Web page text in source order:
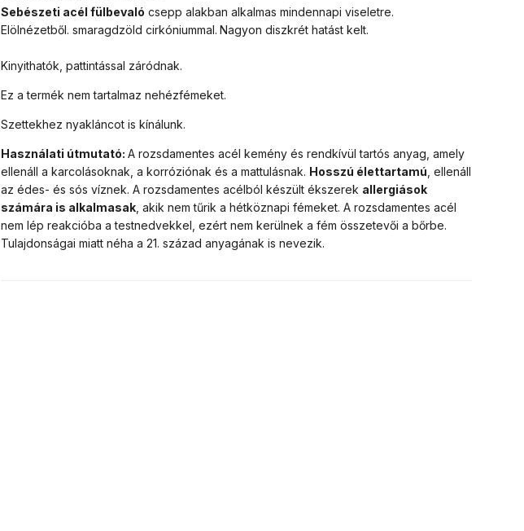
Sebészeti acél fülbevaló csepp alakbanalkalmas mindennapi viseletre.
Elölnézetből. smaragdzöld cirkóniummal. Nagyon diszkrét hatást kelt.
Kinyithatók, pattintással záródnak.
Ez a termék nem tartalmaz nehézfémeket.
Szettekhez nyakláncot is kínálunk.
Használati útmutató: A rozsdamentes acél kemény és rendkívül tartós anyag, amely
ellenáll a karcolásoknak, a korróziónak és a mattulásnak. Hosszú élettartamú , ellenáll
az édes- és sós víznek. A rozsdamentes acélból készült ékszerek allergiások
számára is alkalmasak , akik nem tűrik a hétköznapi fémeket. A rozsdamentes acél
nem lép reakcióba a testnedvekkel, ezért nem kerülnek a fém összetevői a bőrbe.
Tulajdonságai miatt néha a 21. század anyagának is nevezik.